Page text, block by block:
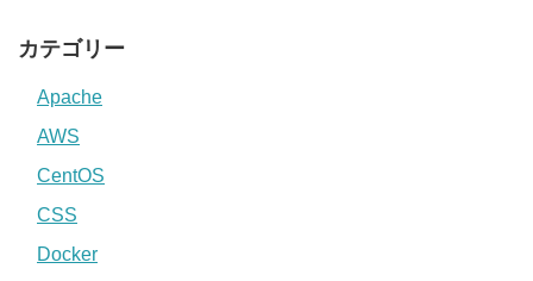
カテゴリー
Apache
AWS
CentOS
CSS
Docker